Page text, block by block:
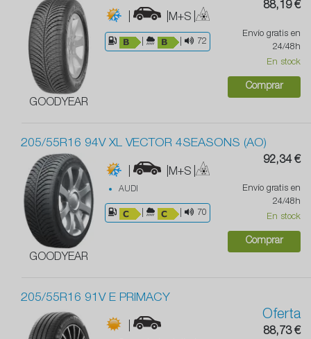
GOODYEAR
| |M+S |
72
88,19 €
Envío gratis en
24/48h
En stock
Comprar
205/55R16 94V XL VECTOR 4SEASONS (AO)
GOODYEAR
| |M+S |
AUDI
70
92,34 €
Envío gratis en
24/48h
En stock
Comprar
205/55R16 91V E PRIMACY
|
Oferta
88,73 €